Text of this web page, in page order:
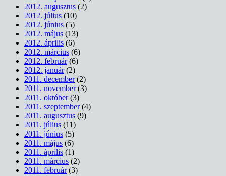
2012. augusztus (2)
2012. július (10)
2012. június (5)
2012. május (13)
2012. április (6)
2012. március (6)
2012. február(6)
2012. január(2)
2011. december(2)
2011. november(3)
2011. október(3)
2011. szeptember(4)
2011. augusztus (9)
2011. július (11)
2011. június (5)
2011. május (6)
2011. április (1)
2011. március (2)
2011. február(3)